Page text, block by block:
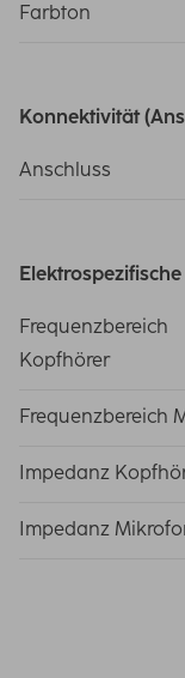
Farbton
Konnektivität
Anschluss
Frequenzbereich
Kopfhörer
Frequenzbereich
Impedanz
Impedanz